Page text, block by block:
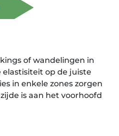
of wandelingen in
op de juiste
in enkele zones zorgen
is aan het voorhoofd